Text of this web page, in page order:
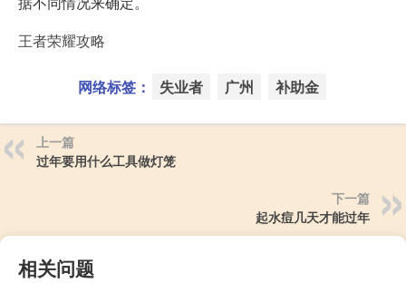
王者荣耀攻略
网络标签： 失业者 广州 补助金
上一篇
过年要用什么工具做灯笼
下一篇
起水痘几天才能过年
相关问题